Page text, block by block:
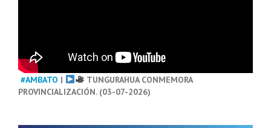
#AMBATO |
TUNGURAHUA CONMEMORA
PROVINCIALIZACIÓN. (03-07-2026)